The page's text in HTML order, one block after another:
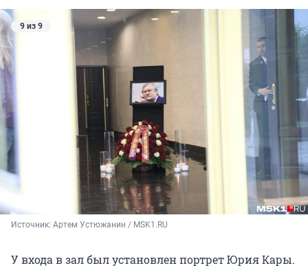
9 из 9
Источник: Артем Устюжанин / MSK1.RU
У входа в зал был установлен портрет Юрия Кары.